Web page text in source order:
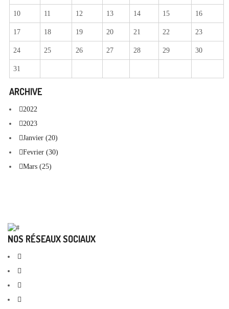
10 11 12 13 14 15 16
17 18 19 20 21 22 23
24 25 26 27 28 29 30
31
ARCHIVE
2022
2023
Janvier (20)
Fevrier (30)
Mars (25)
NOS RÉSEAUX SOCIAUX